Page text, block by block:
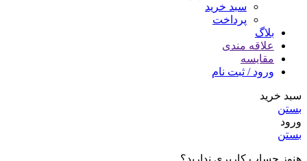
سبد خرید
پرداخت
بلاگ
علاقه مندی
مقایسه
ورود / ثبت نام
سبد خرید
بستن
ورود
بستن
هنوز حساب کاربری ندارید؟